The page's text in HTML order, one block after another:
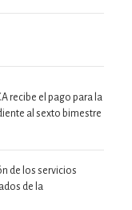
recibe el pago para la
al sexto bimestre
de los servicios
de la